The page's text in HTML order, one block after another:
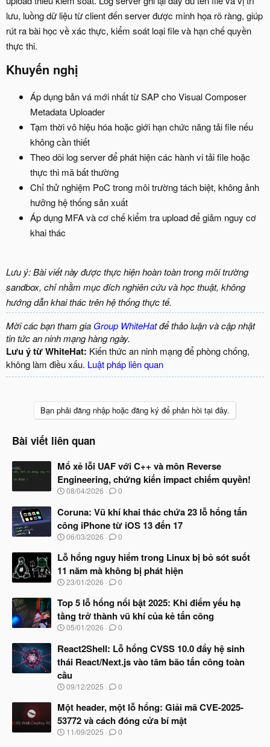
lưu, luồng dữ liệu từ client đến server được minh họa rõ ràng, giúp
rút ra bài học về xác thực, kiểm soát loại file và hạn chế quyền
thực thi.
Khuyến nghị​
Áp dụng bản vá mới nhất từ SAP cho Visual Composer
Metadata Uploader
Tạm thời vô hiệu hóa hoặc giới hạn chức năng tải file nếu
không cần thiết
Theo dõi log server để phát hiện các hành vi tải file hoặc
thực thi mã bất thường
Chỉ thử nghiệm PoC trong môi trường tách biệt, không ảnh
hưởng hệ thống sản xuất
Áp dụng MFA và cơ chế kiểm tra upload để giảm nguy cơ
khai thác
Lưu ý: Bài viết này được thực hiện hoàn toàn trong môi trường
sandbox, chỉ nhằm mục đích nghiên cứu và học thuật, không
hướng dẫn khai thác trên hệ thống thực tế.
Mời các bạn tham gia Group WhiteHatđể thảo luận và cập nhật
tin tức an ninh mạng hàng ngày.
Lưu ý từ WhiteHat: Kiến thức an ninh mạng để phòng chống,
không làm điều xấu. Luật pháp liên quan
Bạn phải đăng nhập hoặc đăng ký để phản hồi tại đây.
Bài viết liên quan
Mổ xẻ lỗi UAF với C++ và môn Reverse
Engineering, chứng kiến impact chiếm quyền!
N
à
y
b
ắ
đ
08/04/2026 0
Coruna: Vũ khí khai thác chứa 23 lỗ hổng tấn
công iPhone từ iOS 13 đến 17
N
à
ắ
đ
ầ
u
06/03/2026 0
Lỗ hổng nguy hiểm trong Linux bị bỏ sót suốt
11 năm mà không bị phát hiện
N
à
y
b
ắ
đ
ầ
u
23/01/2026 0
Top 5 lỗ hổng nổi bật 2025: Khi điểm yếu hạ
tầng trở thành vũ khí của kẻ tấn công
N
à
y
b
ắ
t
ầ
u
05/01/2026 0
React2Shell: Lỗ hổng CVSS 10.0 đẩy hệ sinh
thái React/Next.js vào tâm bão tấn công toàn
cầu
N
à
y
b
ắ
09/12/2025 0
Một header, một lỗ hổng: Giải mã CVE-2025-
53772 và cách đóng cửa bí mật
N11/09/2025 0